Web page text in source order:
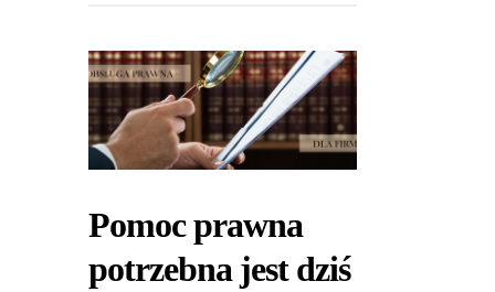
Pomoc prawna
potrzebna jest dziś